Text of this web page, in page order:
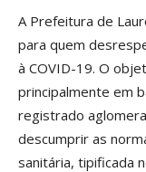
A Prefeitura de
para quem
à COVID-19. O
principalmente em
registrado
descumprir as
sanitária, tipificada